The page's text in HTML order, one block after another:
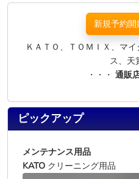
新規予約
ＫＡＴＯ、ＴＯＭＩＸ、マ
ス、天
・・・ 通販
ピックアップ
メンテナンス用品
KATO クリーニング用品